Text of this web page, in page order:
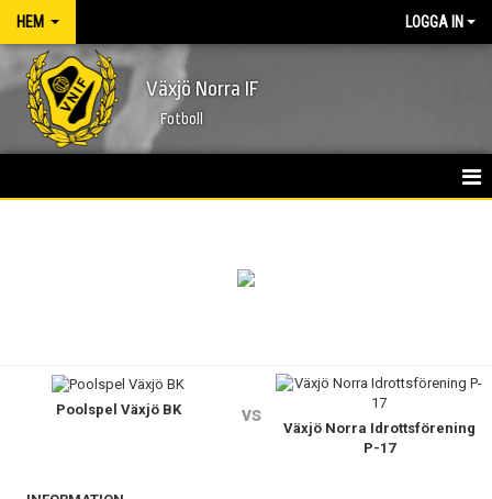
HEM LOGGA IN
Växjö Norra IF
Fotboll
KALENDERPoolspel Växjö BK vs
Växjö Norra Idrottsförening
P-17